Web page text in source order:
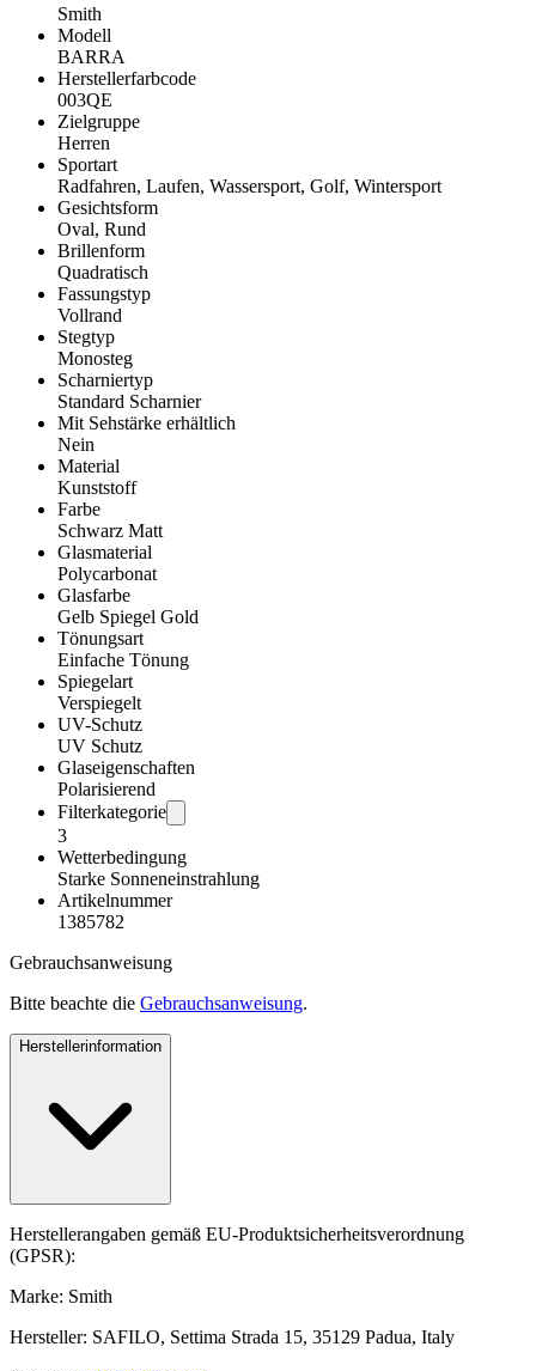
Smith
Modell
BARRA
Herstellerfarbcode
003QE
Zielgruppe
Herren
Sportart
Radfahren, Laufen, Wassersport, Golf, Wintersport
Gesichtsform
Oval, Rund
Brillenform
Quadratisch
Fassungstyp
Vollrand
Stegtyp
Monosteg
Scharniertyp
Standard Scharnier
Mit Sehstärke erhältlich
Nein
Material
Kunststoff
Farbe
Schwarz Matt
Glasmaterial
Polycarbonat
Glasfarbe
Gelb Spiegel Gold
Tönungsart
Einfache Tönung
Spiegelart
Verspiegelt
UV-Schutz
UV Schutz
Glaseigenschaften
Polarisierend
Filterkategorie
3
Wetterbedingung
Starke Sonneneinstrahlung
Artikelnummer
1385782
Gebrauchsanweisung
Bitte beachte die Gebrauchsanweisung.
Herstellerinformation
Herstellerangaben gemäß EU-Produktsicherheitsverordnung
(GPSR):
Marke: Smith
Hersteller: SAFILO, Settima Strada 15, 35129 Padua, Italy